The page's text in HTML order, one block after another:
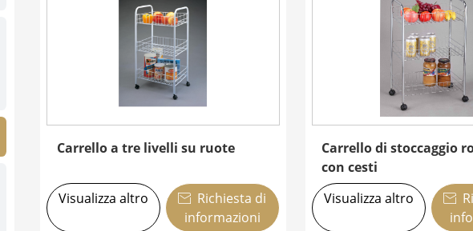
Carrello a tre livelli su ruote
Visualizza altro  Richiesta di
informazioni
Carrello di stoccaggio
con cesti
Visualizza altro
